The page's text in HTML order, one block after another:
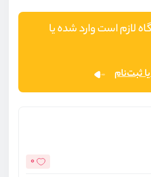
لازم است وارد شده یا
ثبت‌نام
0